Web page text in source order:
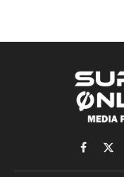
Facebook
X